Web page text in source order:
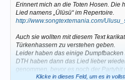
Erinnert mich an die Toten Hosen. Die
Lied namens „Ülüsü“ im Repertoire.
http://www.songtextemania.com/
Auch sie wollten mit diesem Text
Türkenhassern zu verstehen geben.
Leider haben das einige Dumpfbacken
DTH haben dann das Lied lieber
genommen, bevor es noch der
Klicke in dieses Feld, um es in